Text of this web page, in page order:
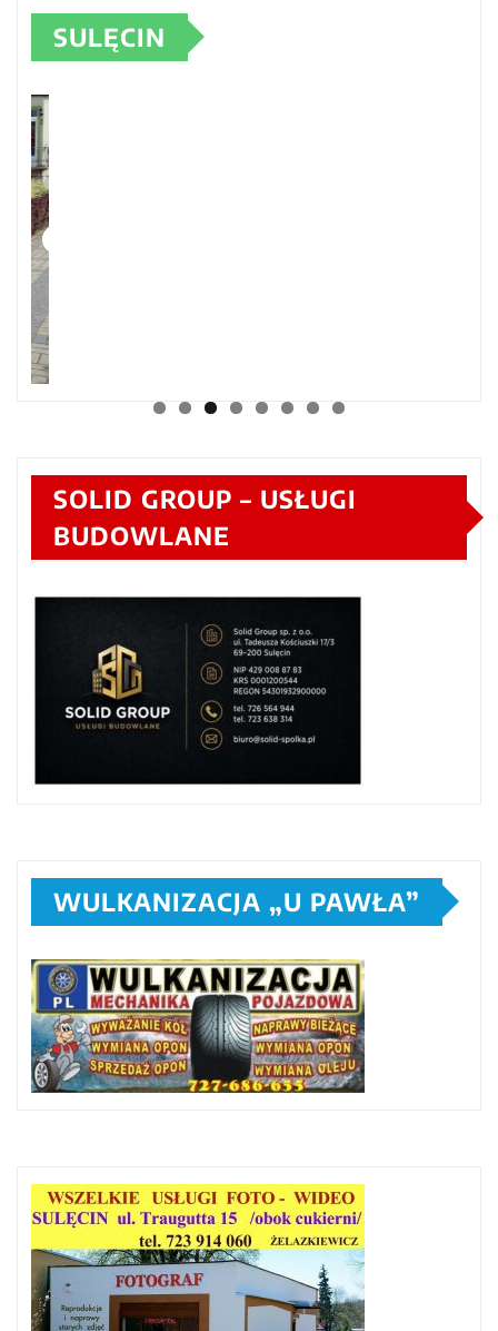
SULĘCIN
SOLID GROUP – USŁUGI
BUDOWLANE
WULKANIZACJA „U PAWŁA”